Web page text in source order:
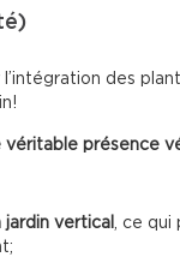
des
véritable présence
vertical
, ce